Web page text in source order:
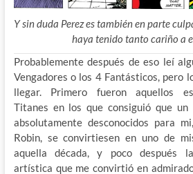
Y sin duda Perez es también en parte
haya tenido tanto cariño a
Probablemente después de eso leí
Vengadores o los 4 Fantásticos, pero
llegar. Primero fueron aquellos
Titanes en los que consiguió que un
absolutamente desconocidos para
Robin, se convirtiesen en uno de
aquella década, y poco después
artística que me convirtió en